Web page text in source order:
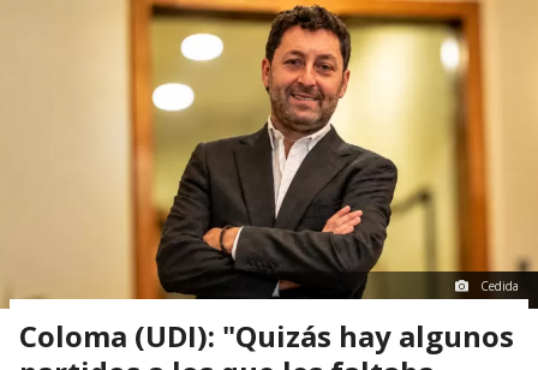
Cedida
Coloma (UDI): "Quizás hay algunos